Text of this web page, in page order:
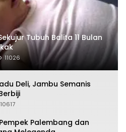
Tubuh Balita 11 Bulan
11026
Deli, Jambu Semanis
10617
Pempek Palembang dan